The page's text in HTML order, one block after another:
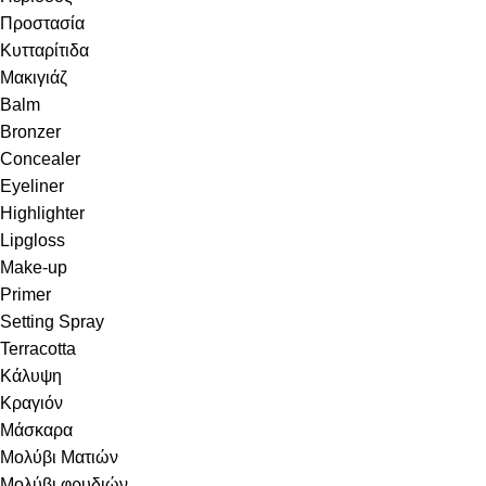
Προστασία
Κυτταρίτιδα
Μακιγιάζ
Balm
Bronzer
Concealer
Eyeliner
Highlighter
Lipgloss
Make-up
Primer
Setting Spray
Terracotta
Κάλυψη
Κραγιόν
Μάσκαρα
Μολύβι Ματιών